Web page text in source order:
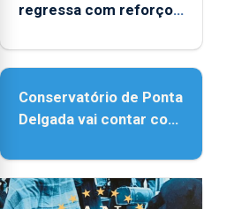
regressa com reforço
Conservatório de Ponta
Delgada vai contar com